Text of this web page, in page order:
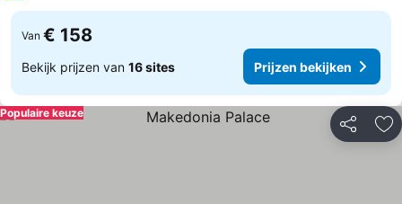
Van € 158
Bekijk prijzen van 16 sites Prijzen bekijken
Delen
Populaire keuze